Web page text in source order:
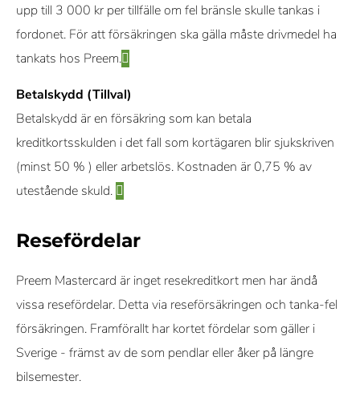
upp till 3 000 kr per tillfälle om fel bränsle skulle tankas i
fordonet. För att försäkringen ska gälla måste drivmedel ha
tankats hos Preem.
Betalskydd (Tillval)
Betalskydd är en försäkring som kan betala
kreditkortsskulden i det fall som kortägaren blir sjukskriven
(minst 50 % ) eller arbetslös. Kostnaden är 0,75 % av
utestående skuld.
Resefördelar
Preem Mastercard är inget resekreditkort men har ändå
vissa resefördelar. Detta via reseförsäkringen och tanka-fel
försäkringen. Framförallt har kortet fördelar som gäller i
Sverige - främst av de som pendlar eller åker på längre
bilsemester.